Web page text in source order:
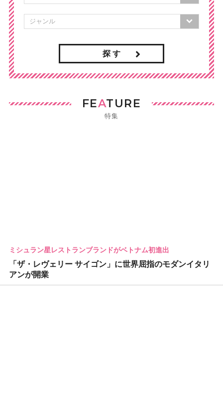
探 す
FEATURE
特集
ミシュラン星レストランブランドがベトナム初進出
「ザ・レヴェリー サイゴン」に世界屈指のモダンイタリ
アンが開業